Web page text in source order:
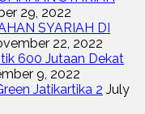
29, 2022
SYARIAH DI
22, 2022
600 Jutaan Dekat
9, 2022
Jatikartika 2 July